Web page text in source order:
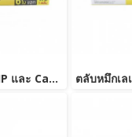
ตลับหมึกเลเซอร์ HP และ Canon รุ่น CF283A JUMBO